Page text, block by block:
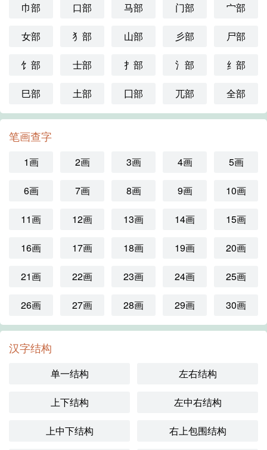
巾部 口部 马部 门部 宀部
女部 犭部 山部 彡部 尸部
饣部 士部 扌部 氵部 纟部
巳部 土部 囗部 兀部 全部
笔画查字
1画 2画 3画 4画 5画
6画 7画 8画 9画 10画
11画 12画 13画 14画 15画
16画 17画 18画 19画 20画
21画 22画 23画 24画 25画
26画 27画 28画 29画 30画
汉字结构
单一结构 左右结构
上下结构 左中右结构
上中下结构 右上包围结构